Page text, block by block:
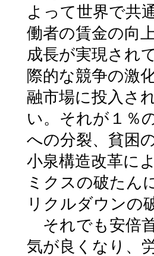
よって世界で共
働者の賃金の向
成長が実現され
際的な競争の激
融市場に投入さ
い。それが１％
への分裂、貧困
小泉構造改革に
ミクスの破たん
リクルダウンの
それでも安倍
気が良くなり、